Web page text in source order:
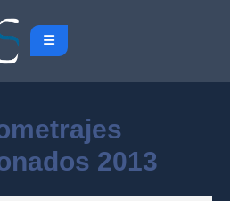
2013